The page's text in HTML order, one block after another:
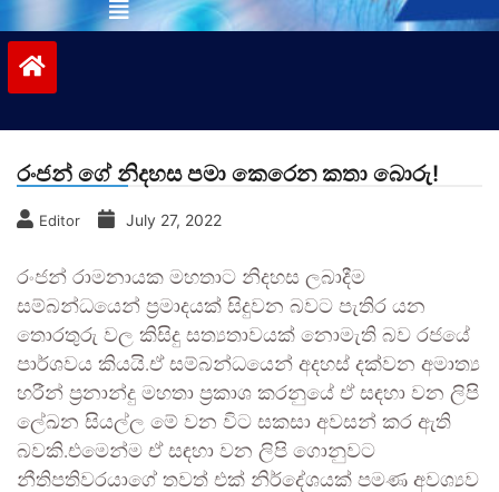
රංජන් ගේ නිදහස පමා කෙරෙන කතා බොරු!
Editor July 27, 2022
රංජන් රාමනායක මහතාට නිදහස ලබාදීම
සම්බන්ධයෙන් ප්‍රමාදයක් සිදුවන බවට පැතිර යන
තොරතුරු වල කිසිදු සත්‍යතාවයක් නොමැති බව රජයේ
පාර්ශවය කියයි.ඒ සම්බන්ධයෙන් අදහස් දක්වන අමාත්‍ය
හරීන් ප්‍රනාන්දු මහතා ප්‍රකාශ කරනුයේ ඒ සඳහා වන ලිපි
ලේඛන සියල්ල මේ වන විට සකසා අවසන් කර ඇති
බවකි.එමෙන්ම ඒ සඳහා වන ලිපි ගොනුවට
නීතිපතිවරයාගේ තවත් එක් නිර්දේශයක් පමණ අවශ්‍යව